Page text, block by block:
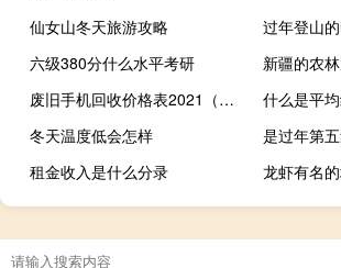
仙女山冬天旅游攻略
过年登山
六级380分什么水平考研
新疆的农
废旧手机回收价格表2021（废旧手机回收价格表）
什么是平
冬天温度低会怎样
是过年第
租金收入是什么分录
龙虾有名